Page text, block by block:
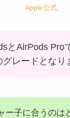
Apple公式
とAirPods Pro
グレードとなり
ー子に合うのは